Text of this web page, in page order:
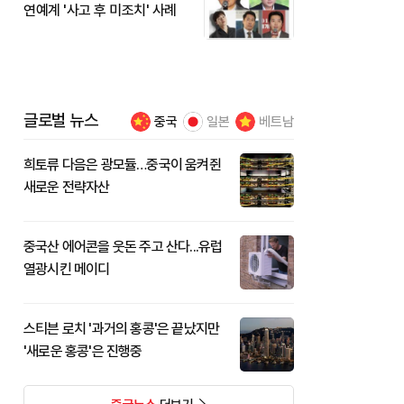
연예계 '사고 후 미조치' 사례
글로벌 뉴스 중국 일본 베트남
희토류 다음은 광모듈…중국이 움켜쥔
새로운 전략자산
중국산 에어콘을 웃돈 주고 산다...유럽
열광시킨 메이디
스티븐 로치 '과거의 홍콩'은 끝났지만
'새로운 홍콩'은 진행중